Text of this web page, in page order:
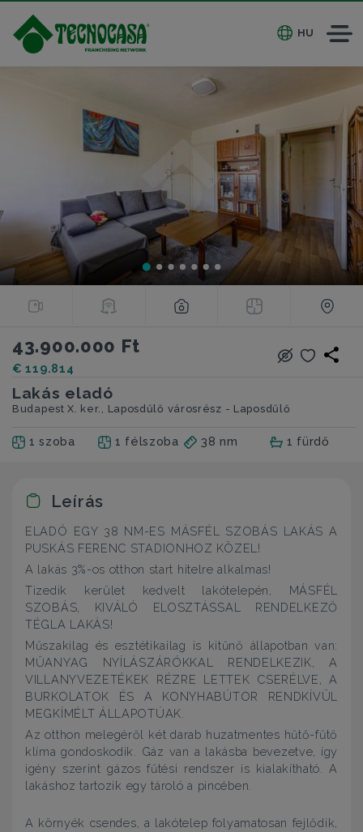
HU
43.900.000 Ft
€ 119.814
Lakás eladó
Budapest X. ker., Laposdűlő városrész - Laposdűlő
1 szoba 1 félszoba 38 nm 1 fürdő
Leírás
ELADÓ EGY 38 NM-ES MÁSFÉL SZOBÁS LAKÁS A
PUSKÁS FERENC STADIONHOZ KÖZEL!
A lakás 3%-os otthon start hitelre alkalmas!
Tizedik kerület kedvelt lakótelepén, MÁSFÉL
SZOBÁS, KIVÁLÓ ELOSZTÁSSAL RENDELKEZŐ
TÉGLA LAKÁS!
Műszakilag és esztétikailag is kitűnő állapotban van:
MŰANYAG NYÍLÁSZÁRÓKKAL RENDELKEZIK, A
VILLANYVEZETÉKEK RÉZRE LETTEK CSERÉLVE, A
BURKOLATOK ÉS A KONYHABÚTOR RENDKÍVÜL
MEGKÍMÉLT ÁLLAPOTÚAK.
Az otthon melegéről két darab huzatmentes hűtő-fűtő
klíma gondoskodik. Gáz van a lakásba bevezetve, így
igény szerint gázos fűtési rendszer is kialakítható. A
lakáshoz tartozik egy tároló a pincében.
A környék csendes, a lakótelep folyamatosan fejlődik,